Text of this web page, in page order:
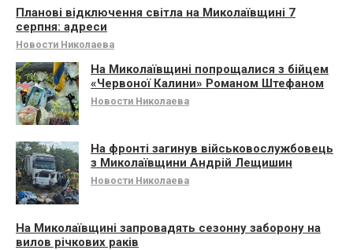
Планові відключення світла на Миколаївщині 7
серпня: адреси
Новости Николаева
На Миколаївщині попрощалися з бійцем
«Червоної Калини» Романом Штефаном
Новости Николаева
На фронті загинув військовослужбовець
з Миколаївщини Андрій Лещишин
Новости Николаева
На Миколаївщині запровадять сезонну заборону на
вилов річкових раків